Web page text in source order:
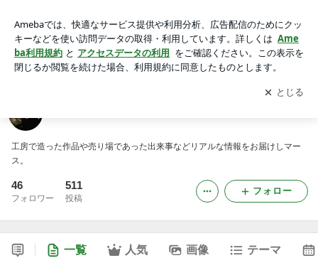
アプリをダウンロードして ブログの更新通知
を受け取りまし
ょう。
開く
工房で造った作品や売り場であった出来事などリアルな情報をお届けしマー
ス。
46
フォロワー
511
投稿
フォロー
一覧 人気 画像 テーマ